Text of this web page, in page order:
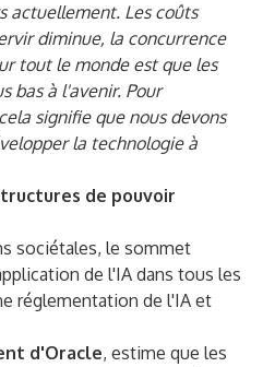
actuellement. Les coûts
diminue, la concurrence
tout le monde est que les
bas à l'avenir. Pour
signifie que nous devons
la technologie à
de pouvoir
sociétales, le sommet
de l'IA dans tous les
réglementation de l'IA et
d'Oracle, estime que les